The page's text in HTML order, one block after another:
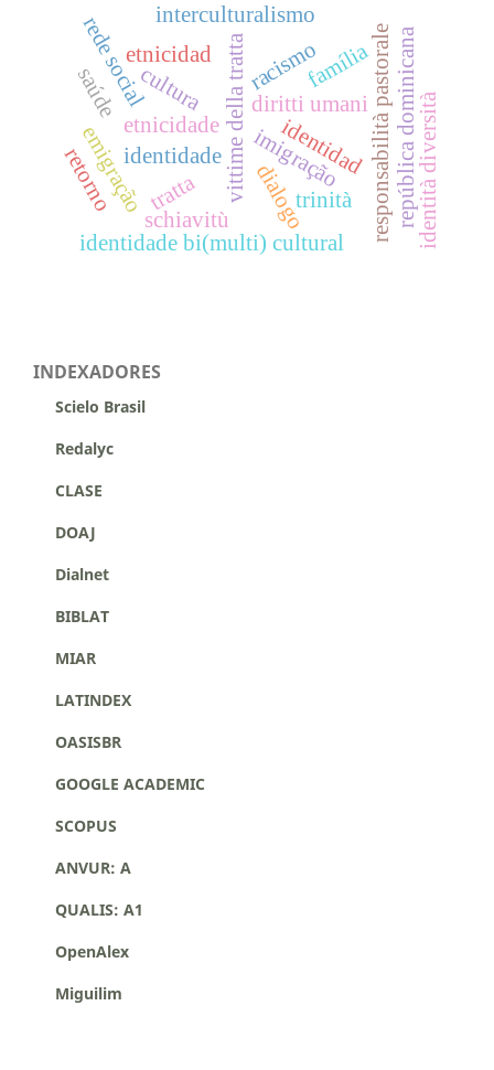
tratta vittime della tratta diritti umani
schiavitù responsabilità pastorale
identidade
cultura
etnicidade
imigração
identidade bi(multi) cultural
família
rede social interculturalismo
etnicidad
identidad
racismo república dominicana
dialogo identità diversità
trinità
emigração
retorno
saúde
INDEXADORES
Scielo Brasil
Redalyc
CLASE
DOAJ
Dialnet
BIBLAT
MIAR
LATINDEX
OASISBR
GOOGLE ACADEMIC
SCOPUS
ANVUR: A
QUALIS: A1
OpenAlex
Miguilim